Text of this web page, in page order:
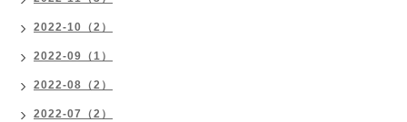
2022-10（2）
2022-09（1）
2022-08（2）
2022-07（2）